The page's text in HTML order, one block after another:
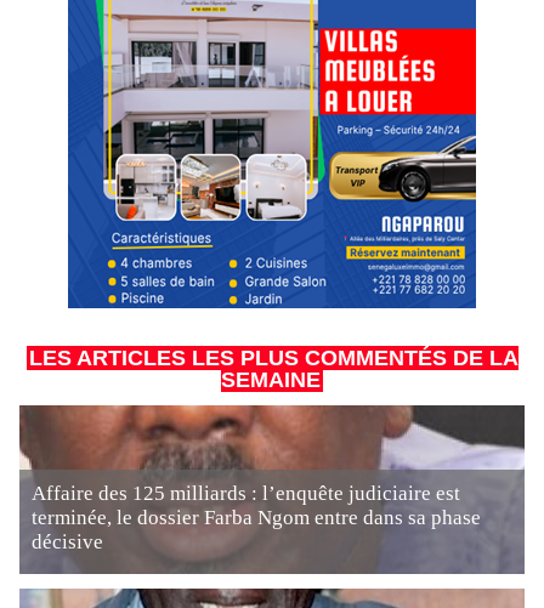
LES ARTICLES LES PLUS COMMENTÉS DE LA
SEMAINE
Affaire des 125 milliards : l’enquête judiciaire est
terminée, le dossier Farba Ngom entre dans sa phase
décisive